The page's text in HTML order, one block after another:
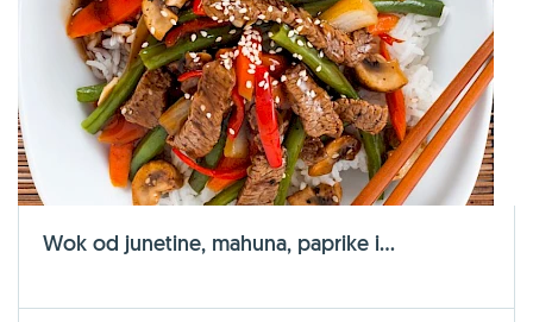
Wok od junetine, mahuna, paprike i...